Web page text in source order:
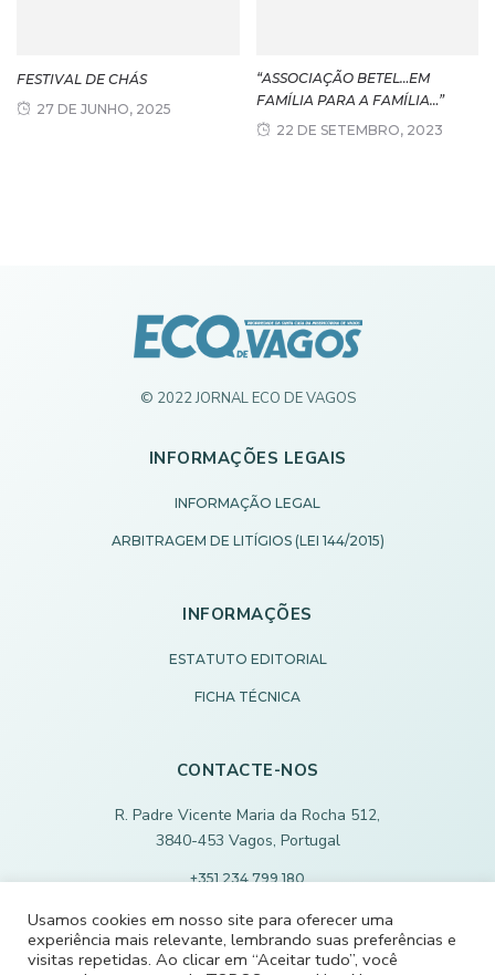
FESTIVAL DE CHÁS
27 DE JUNHO, 2025
“ASSOCIAÇÃO BETEL…EM
FAMÍLIA PARA A FAMÍLIA…”
22 DE SETEMBRO, 2023
© 2022 JORNAL ECO DE VAGOS
INFORMAÇÕES LEGAIS
INFORMAÇÃO LEGAL
ARBITRAGEM DE LITÍGIOS (LEI 144/2015)
INFORMAÇÕES
ESTATUTO EDITORIAL
FICHA TÉCNICA
CONTACTE-NOS
R. Padre Vicente Maria da Rocha 512,
3840-453 Vagos, Portugal
+351 234 799 180
ECODEVAGOS@SCMVAGOS.EU
Usamos cookies em nosso site para oferecer uma
experiência mais relevante, lembrando suas preferências e
visitas repetidas. Ao clicar em “Aceitar tudo”, você